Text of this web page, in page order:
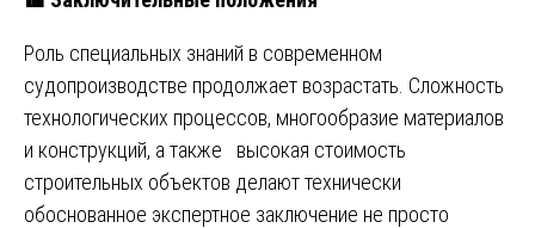
Роль специальных знаний в современном
судопроизводстве продолжает возрастать. Сложность
технологических процессов, многообразие материалов
и конструкций, а также высокая стоимость
строительных объектов делают технически
обоснованное экспертное заключение не просто